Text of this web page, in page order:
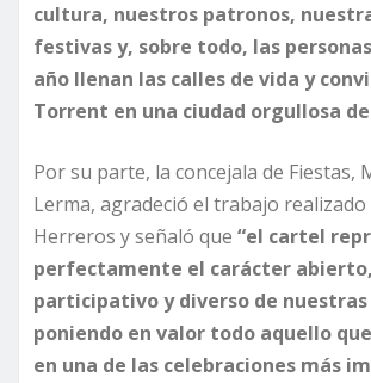
cultura, nuestros patronos,
festivas y, sobre todo, las
año llenan las calles de vida y
Torrent en una ciudad orgullosa de
Por su parte, la concejala de Fiestas,
Lerma, agradeció el trabajo
Herreros y señaló que “el cartel
perfectamente el carácter abierto,
participativo y diverso de
poniendo en valor todo aquello
en una de las celebraciones más